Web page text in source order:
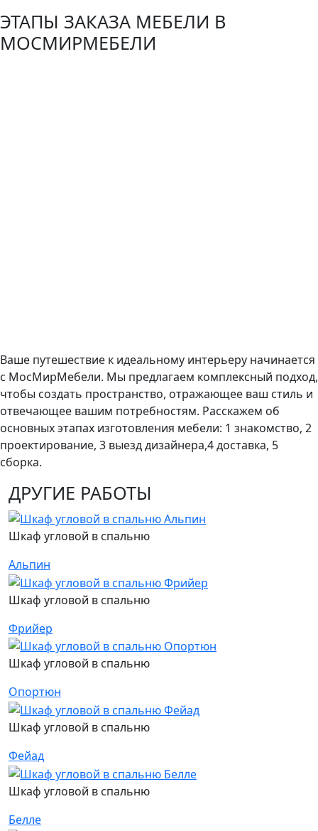
ЭТАПЫ ЗАКАЗА МЕБЕЛИ В
МОСМИРМЕБЕЛИ
Ваше путешествие к идеальному интерьеру начинается
с МосМирМебели. Мы предлагаем комплексный подход,
чтобы создать пространство, отражающее ваш стиль и
отвечающее вашим потребностям. Расскажем об
основных этапах изготовления мебели: 1 знакомство, 2
проектирование, 3 выезд дизайнера,4 доставка, 5
сборка.
ДРУГИЕ РАБОТЫ
Шкаф угловой в спальню
Альпин
Шкаф угловой в спальню
Фрийер
Шкаф угловой в спальню
Опортюн
Шкаф угловой в спальню
Фейад
Шкаф угловой в спальню
Белле